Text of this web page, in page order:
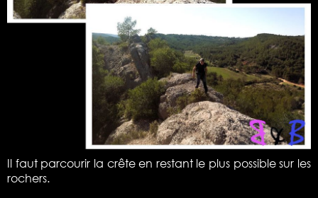
Il faut parcourir la crête en restant le plus possible sur les
rochers.